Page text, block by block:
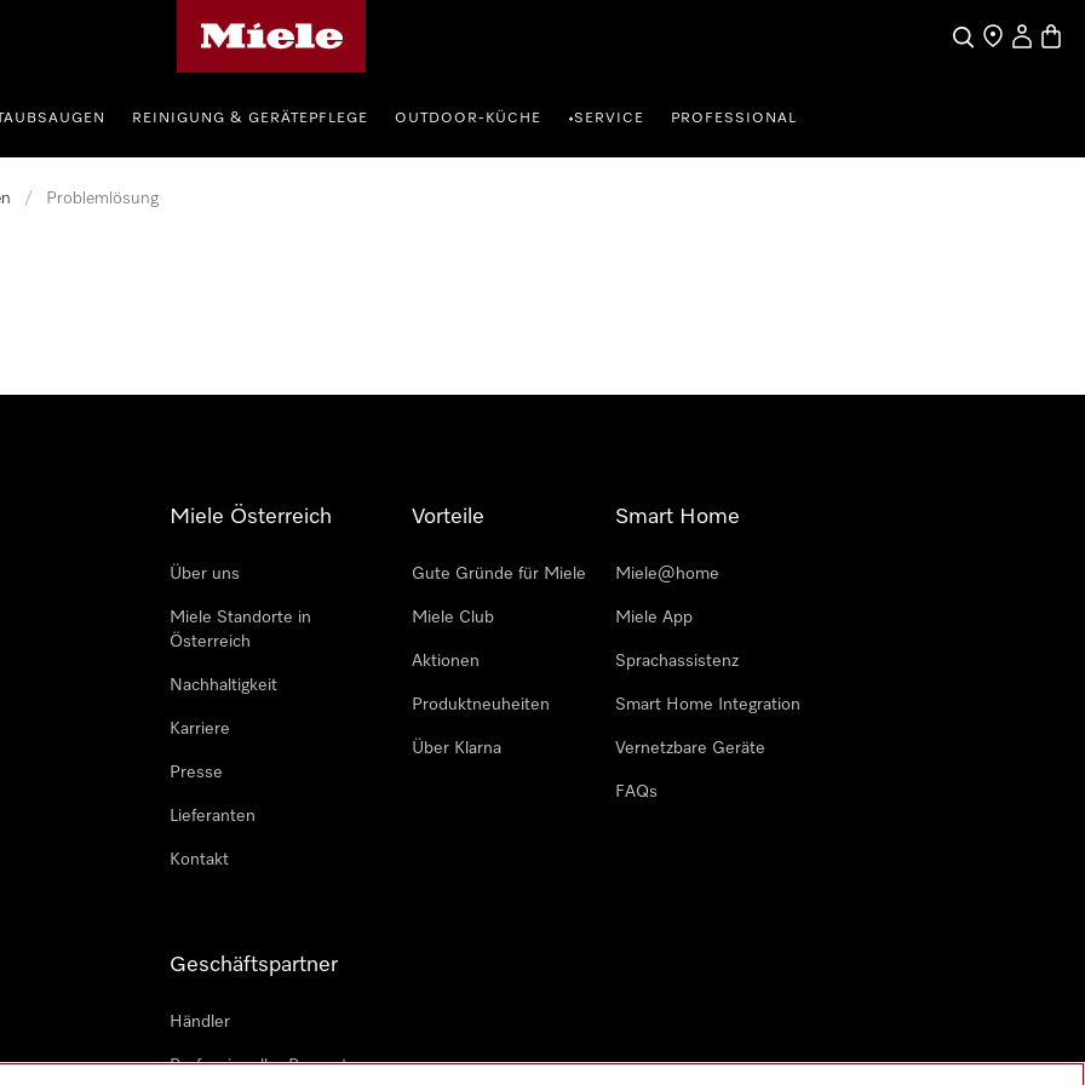
SucheHändlersuche
REINIGUNG & GERÄTEPFLEGE OUTDOOR-KÜCHE •SERVICE PROFESSIONAL
/ Problemlösung
Miele Österreich
Über uns
Miele Standorte in
Österreich
Nachhaltigkeit
Karriere
Presse
Lieferanten
Kontakt
Vorteile
Gute Gründe für Miele
Miele Club
Aktionen
Produktneuheiten
Über Klarna
Smart Home
Miele@home
Miele App
Sprachassistenz
Smart Home Integration
Vernetzbare Geräte
FAQs
Geschäftspartner
Händler
Professioneller Reparateur